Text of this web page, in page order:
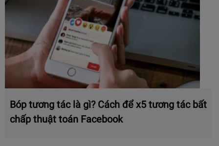
Bóp tương tác là gì? Cách để x5 tương tác bất
chấp thuật toán Facebook